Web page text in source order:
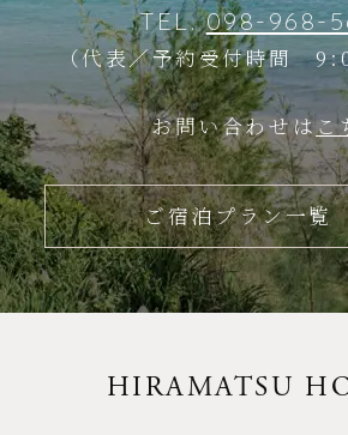
TEL.098-968-
（代表／予約受付時間
お問い合わせはこ
ご宿泊プラン一覧
HIRAMATSU